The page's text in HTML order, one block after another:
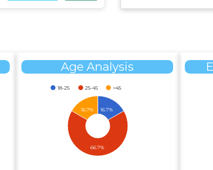
Age Analysis
18-25 25-45 >45
16.7%
16.7%
66.7%